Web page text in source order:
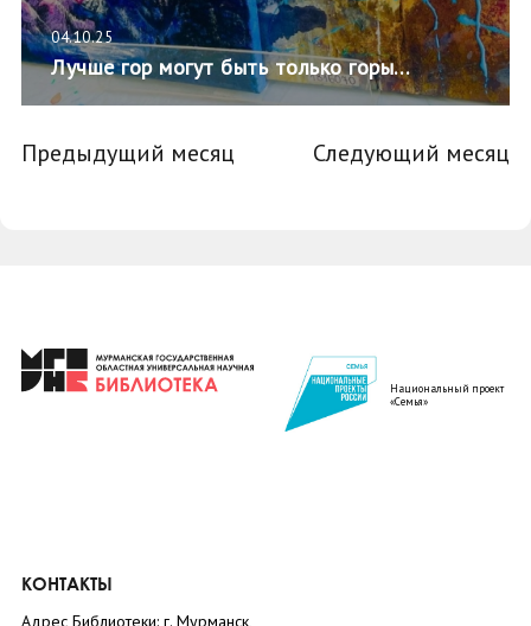
04.10.25
Лучше гор могут быть только горы…
Предыдущий месяц Следующий месяц
Национальный проект
«Семья»
КОНТАКТЫ
Адрес Библиотеки: г. Мурманск,